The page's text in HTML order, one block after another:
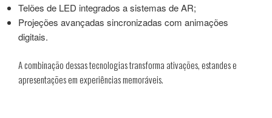
Telões de LED integrados a sistemas de AR;
Projeções avançadas sincronizadas com animações
digitais.
A combinação dessas tecnologias transforma ativações, estandes e
apresentações em experiências memoráveis.